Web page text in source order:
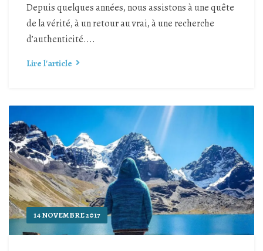
Depuis quelques années, nous assistons à une quête
de la vérité, à un retour au vrai, à une recherche
d’authenticité....
Lire l'article
14 NOVEMBRE 2017